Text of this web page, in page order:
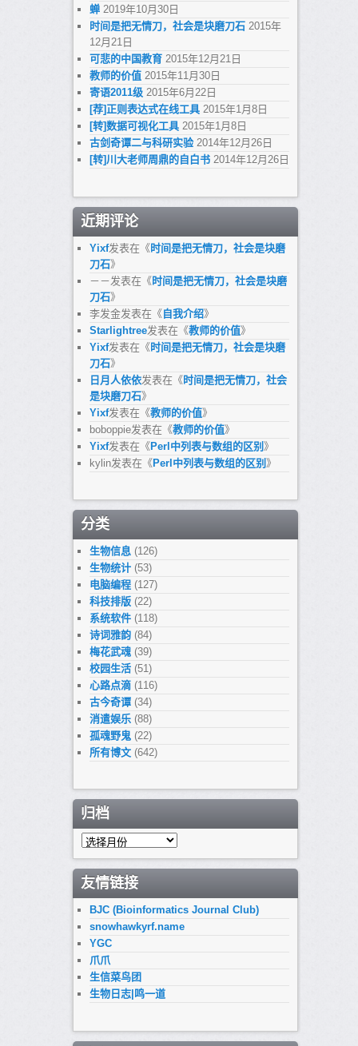
蝉 2019年10月30日
时间是把无情刀，社会是块磨刀石 2015年
12月21日
可悲的中国教育 2015年12月21日
教师的价值 2015年11月30日
寄语2011级 2015年6月22日
[荐]正则表达式在线工具 2015年1月8日
[转]数据可视化工具 2015年1月8日
古剑奇谭二与科研实验 2014年12月26日
[转]川大老师周鼎的自白书 2014年12月26日
近期评论
Yixf发表在《时间是把无情刀，社会是块磨
刀石》
－－发表在《时间是把无情刀，社会是块磨
刀石》
李发金发表在《自我介绍》
Starlightree发表在《教师的价值》
Yixf发表在《时间是把无情刀，社会是块磨
刀石》
日月人依依发表在《时间是把无情刀，社会
是块磨刀石》
Yixf发表在《教师的价值》
boboppie发表在《教师的价值》
Yixf发表在《Perl中列表与数组的区别 》
kylin发表在《Perl中列表与数组的区别 》
分类
生物信息(126)
生物统计(53)
电脑编程(127)
科技排版(22)
系统软件(118)
诗词雅韵(84)
梅花武魂(39)
校园生活(51)
心路点滴(116)
古今奇谭(34)
消遣娱乐(88)
孤魂野鬼(22)
所有博文(642)
归档
归
友情链接
BJC (Bioinformatics Journal Club)
snowhawkyrf.name
YGC
爪爪
生信菜鸟团
生物日志|鸣一道